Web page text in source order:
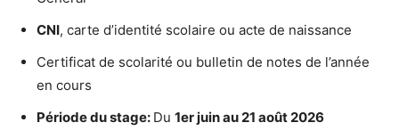
CNI, carte d’identité scolaire ou acte de naissance
Certificat de scolarité ou bulletin de notes de l’année
en cours
Période du stage: Du 1er juin au 21 août 2026